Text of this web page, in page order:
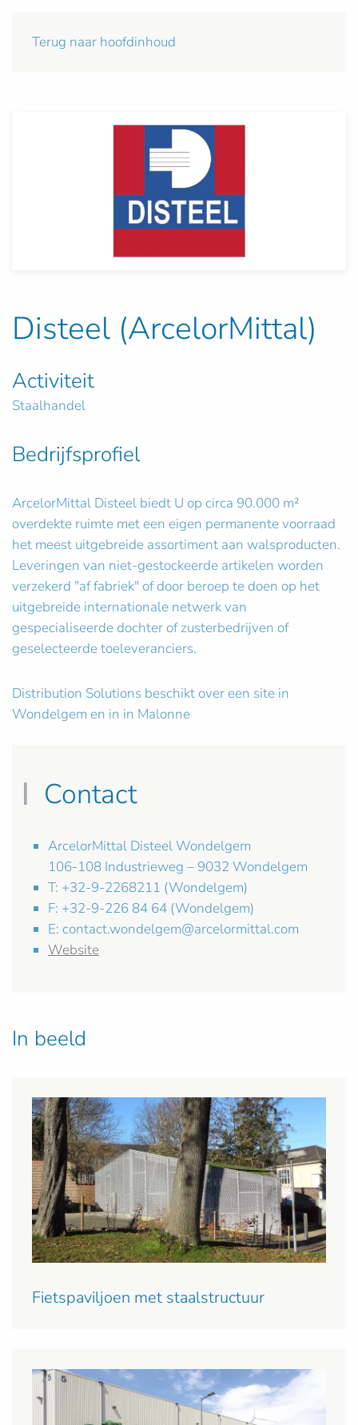
Terug naar hoofdinhoud
Disteel (ArcelorMittal)
Activiteit
Staalhandel
Bedrijfsprofiel
ArcelorMittal Disteel biedt U op circa 90.000 m²
overdekte ruimte met een eigen permanente voorraad
het meest uitgebreide assortiment aan walsproducten.
Leveringen van niet-gestockeerde artikelen worden
verzekerd "af fabriek" of door beroep te doen op het
uitgebreide internationale netwerk van
gespecialiseerde dochter of zusterbedrijven of
geselecteerde toeleveranciers.
Distribution Solutions beschikt over een site in
Wondelgem en in in Malonne
Contact
ArcelorMittal Disteel Wondelgem
106-108 Industrieweg – 9032 Wondelgem
T: +32-9-2268211 (Wondelgem)
F: +32-9-226 84 64 (Wondelgem)
E: contact.wondelgem@arcelormittal.com
Website
In beeld
Fietspaviljoen met staalstructuur